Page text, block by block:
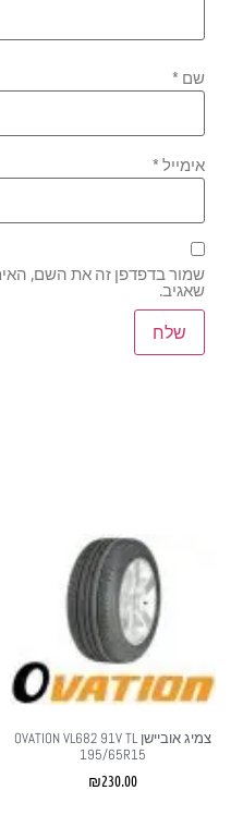
שם*
אימייל*
שמור בדפדפן זה את השם,
שאגיב.
צמיג אוביישן OVATION VL682 91V TL
195/65R15
₪230.00